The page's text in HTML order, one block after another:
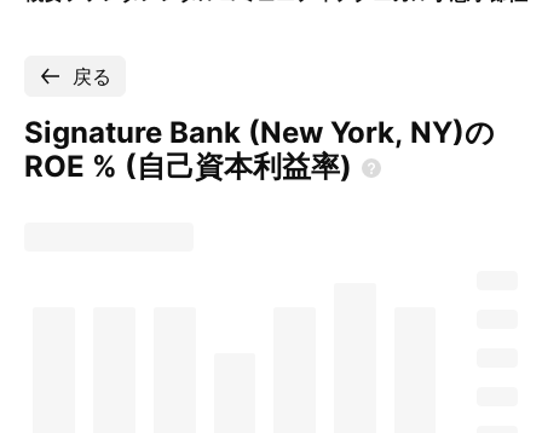
戻る
Signature Bank (New York, NY)の
ROE % (自己資本利益率)